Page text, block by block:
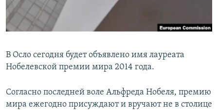
В Осло сегодня будет объявлено имя лауреата
Нобелевской премии мира 2014 года.
Согласно последней воле Альфреда Нобеля, премию
мира ежегодно присуждают и вручают не в столице